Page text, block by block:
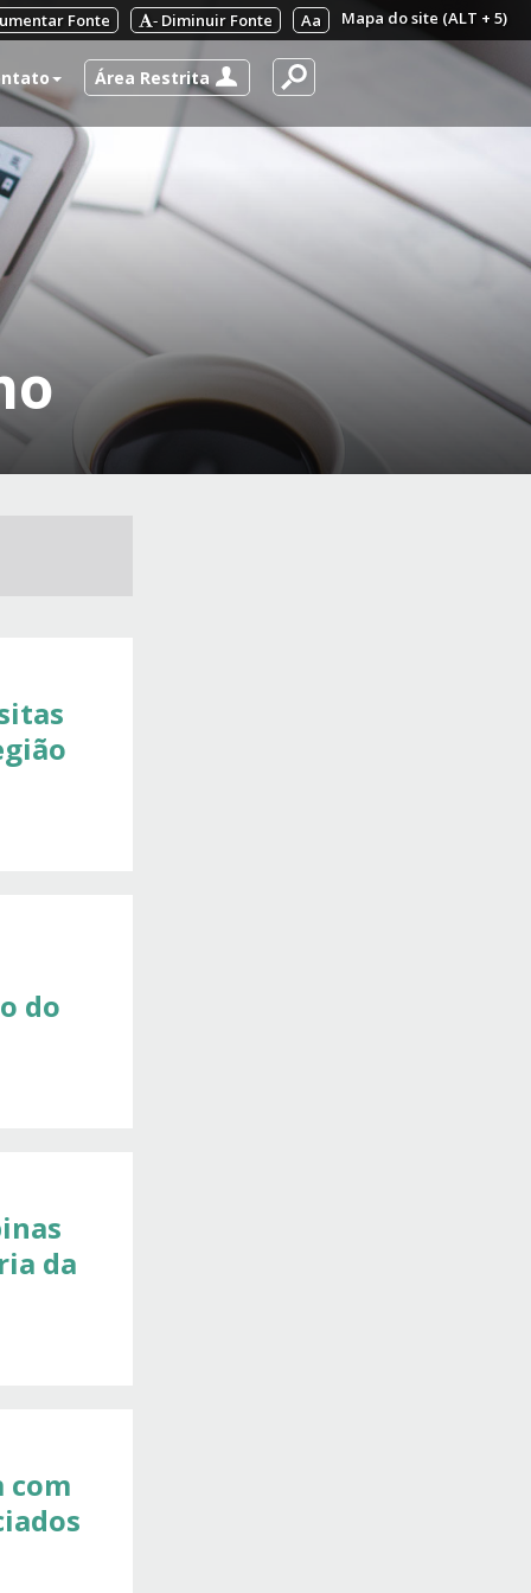
Mapa do site (ALT + 5)
Aa
- Diminuir Fonte
Fonte
Área Restrita
do
da
com